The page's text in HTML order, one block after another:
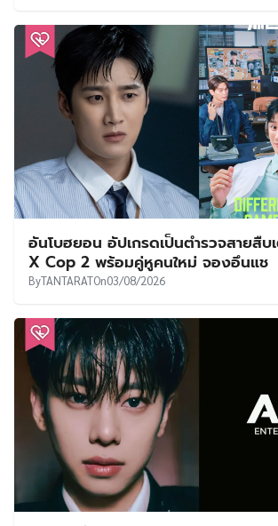
อันโบฮยอน อัปเกรดเป็นตำรวจสายสืบ
X Cop 2 พร้อมคู่หูคนใหม่ จองอึนแช
ByTANTARATOn03/08/2026